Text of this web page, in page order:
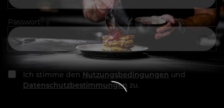
Passwort
Ich stimme den Nutzungsbedingungen und
Datenschutzbestimmungen zu.